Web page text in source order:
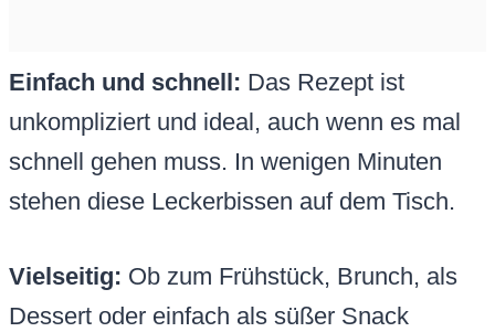
Einfach und schnell: Das Rezept ist
unkompliziert und ideal, auch wenn es mal
schnell gehen muss. In wenigen Minuten
stehen diese Leckerbissen auf dem Tisch.
Vielseitig: Ob zum Frühstück, Brunch, als
Dessert oder einfach als süßer Snack